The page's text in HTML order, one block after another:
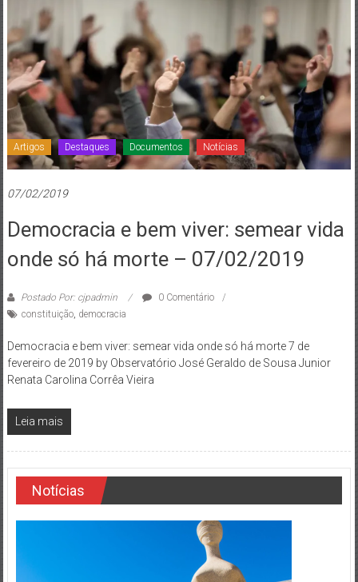
Brasília
Artigos Destaques Documentos Notícias
07/02/2019
Democracia e bem viver: semear vida
onde só há morte – 07/02/2019
Postado Por: cjpadmin
0 Comentário
constituição, democracia
Democracia e bem viver: semear vida onde só há morte 7 de
fevereiro de 2019 by Observatório José Geraldo de Sousa Junior
Renata Carolina Corrêa Vieira
Leia mais
Notícias